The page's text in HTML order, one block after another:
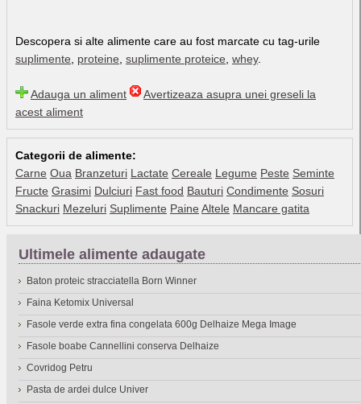
Descopera si alte alimente care au fost marcate cu tag-urile
suplimente
proteine suplimente proteice whey.
Adauga un aliment
Avertizeaza asupra unei greseli la
acest aliment
Categorii de alimente:
Carne Oua Branzeturi Lactate Cereale Legume Peste Seminte
Fructe Grasimi Dulciuri Fast food Bauturi Condimente Sosuri
Snackuri Mezeluri Suplimente Paine Altele Mancare gatita
Ultimele alimente adaugate
Baton proteic stracciatella Born Winner
Faina Ketomix Universal
Fasole verde extra fina congelata 600g Delhaize Mega Image
Fasole boabe Cannellini conserva Delhaize
Covridog Petru
Pasta de ardei dulce Univer